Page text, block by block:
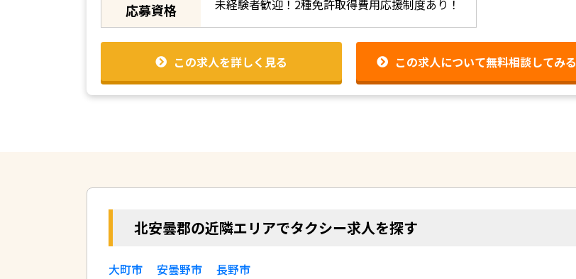
応募資格
未経験者歓迎！2種免許取得費用応援制度あり！
この求人を詳しく見る この求人について無料相談してみる
北安曇郡の近隣エリアでタクシー求人を探す
大町市 安曇野市 長野市